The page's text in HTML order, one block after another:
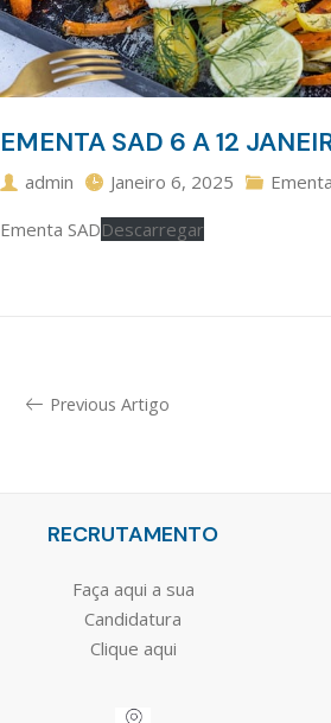
EMENTA SAD 6 A 12
admin Janeiro 6, 2025
Ementa SADDescarregar
Previous Artigo
RECRUTAMENTO
Faça aqui a sua
Candidatura
Clique aqui